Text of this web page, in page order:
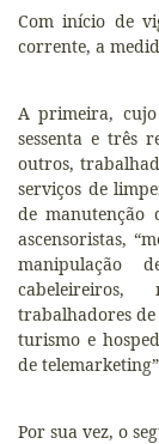
Com início de
corrente, a
A primeira,
sessenta e três
outros,
serviços de
de manutenção
ascensoristas,
manipulação
cabeleireiros,
trabalhadores de
turismo e
de
Por sua vez, o